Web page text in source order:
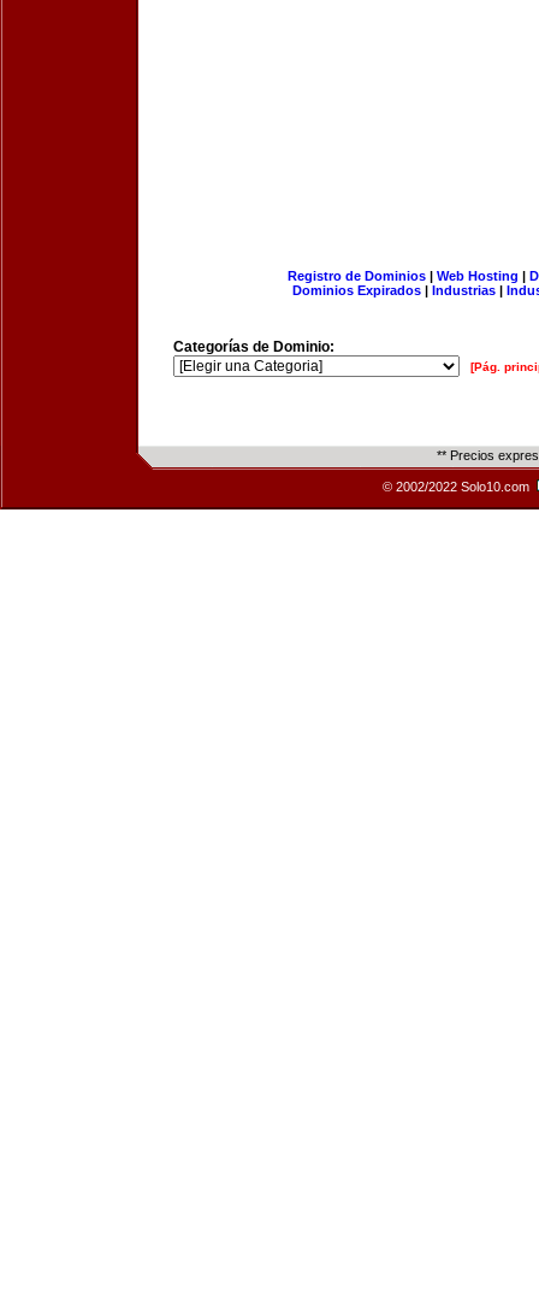
Registro de Dominios| Web Hosting |
Dominios Expirados | Industrias |
Categorías de Dominio:
[Pág.
** Precios
© 2002/2022 Solo10.com